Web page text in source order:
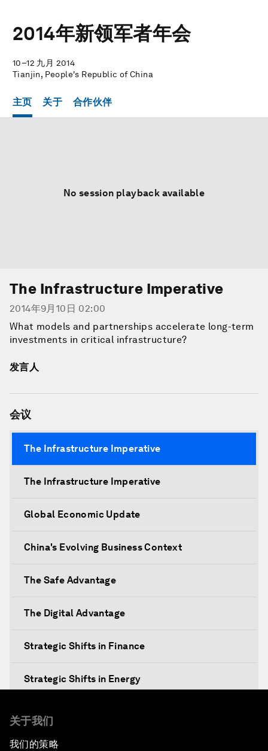
2014年新领军者年会
10–12 九月 2014
Tianjin, People's Republic of China
主页 关于 合作伙伴
No session playback available
The Infrastructure Imperative
2014年9月10日 02:00
What models and partnerships accelerate long-term
investments in critical infrastructure?
发言人
会议
The Infrastructure Imperative
The Infrastructure Imperative
Global Economic Update
China's Evolving Business Context
The Safe Advantage
The Digital Advantage
Strategic Shifts in Finance
Strategic Shifts in Energy
An Insight, An Idea with Yao Chen
关于我们
我们的策略